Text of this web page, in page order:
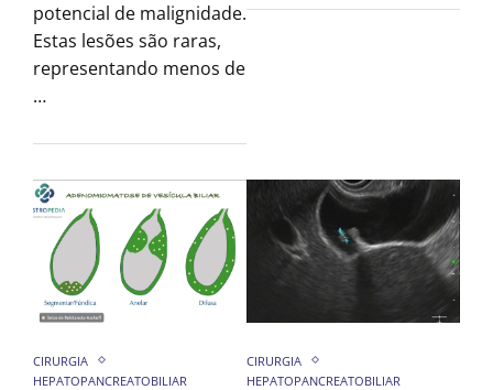
potencial de malignidade.
Estas lesões são raras,
representando menos de
…
CIRURGIA
HEPATOPANCREATOBILIAR
CIRURGIA
HEPATOPANCREATOBILIAR